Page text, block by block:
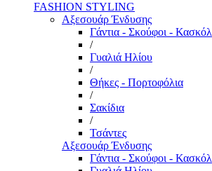
FASHION STYLING
Αξεσουάρ Ένδυσης
Γάντια - Σκούφοι - Κασκόλ
/
Γυαλιά Ηλίου
/
Θήκες - Πορτοφόλια
/
Σακίδια
/
Τσάντες
Αξεσουάρ Ένδυσης
Γάντια - Σκούφοι - Κασκόλ